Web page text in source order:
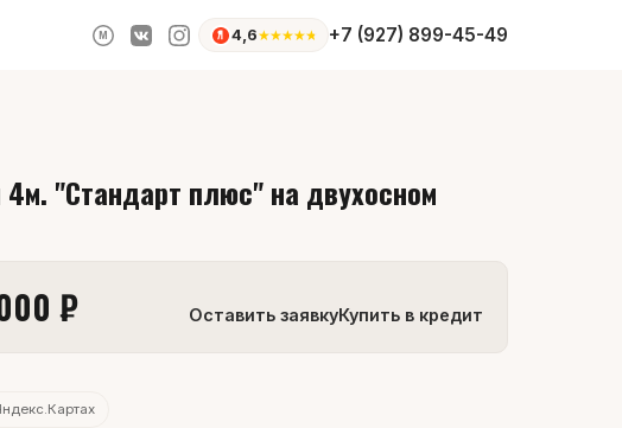
M 4,6★★★★★ +7 (927) 899-45-49
"Стандарт плюс" на двухосном
₽ Оставить заявкуКупить в кредит